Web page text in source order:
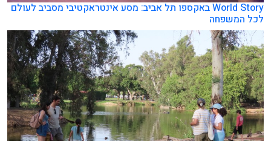
World Story באקספו תל אביב: מסע אינטראקטיבי מסביב לעולם
לכל המשפחה